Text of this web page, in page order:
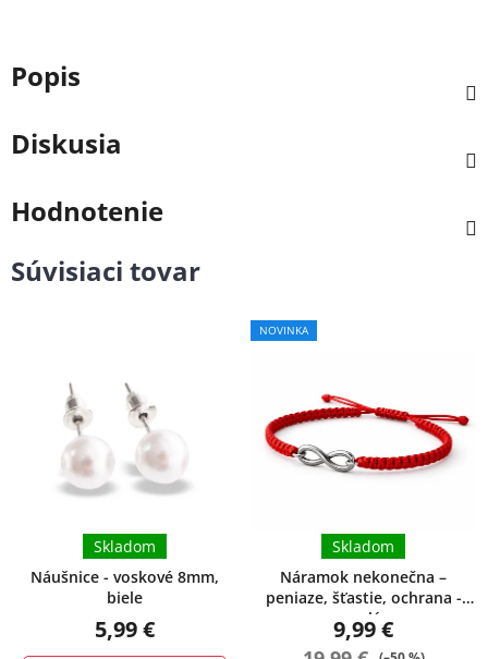
Popis
Diskusia
Hodnotenie
Súvisiaci tovar
Náušnice - voskové 8mm,
biele
Skladom
5,99 €
5,0
5
NOVINKA
Náramok nekonečna –
peniaze, šťastie, ochrana -
malý
Skladom
9,99 €